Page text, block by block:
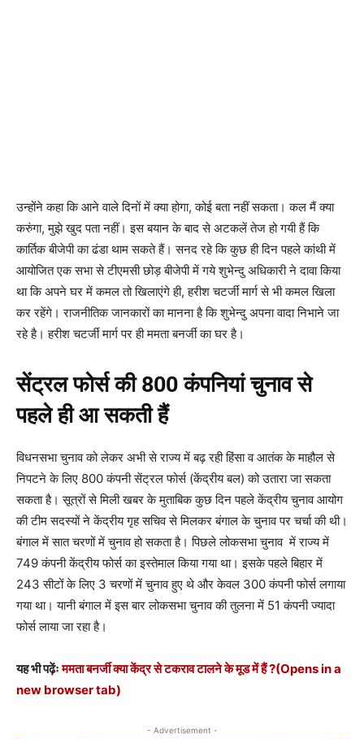
उन्होंने कहा कि आने वाले दिनों में क्या होगा, कोई बता नहीं सकता। कल मैं क्या
करुंगा, मुझे खुद पता नहीं। इस बयान के बाद से अटकलें तेज हो गयी हैं कि
कार्तिक बीजेपी का ढंडा थाम सकते हैं। सनद रहे कि कुछ ही दिन पहले कांथी में
आयोजित एक सभा से टीएमसी छोड़ बीजेपी में गये शुभेन्दु अधिकारी ने दावा किया
था कि अपने घर में कमल तो खिलाएंगे ही, हरीश चटर्जी मार्ग से भी कमल खिला
कर रहेंगे। राजनीतिक जानकारों का मानना है कि शुभेन्दु अपना वादा निभाने जा
रहे है। हरीश चटर्जी मार्ग पर ही ममता बनर्जी का घर है।
सेंट्रल फोर्स की 800 कंपनियां चुनाव से
पहले ही आ सकती हैं
विधनसभा चुनाव को लेकर अभी से राज्य में बढ़ रही हिंसा व आतंक के माहौल से
निपटने के लिए 800 कंपनी सेंट्रल फोर्स (केंद्रीय बल) को उतारा जा सकता
सकता है। सूत्रों से मिली खबर के मुताबिक कुछ दिन पहले केंद्रीय चुनाव आयोग
की टीम सदस्यों ने केंद्रीय गृह सचिव से मिलकर बंगाल के चुनाव पर चर्चा की थी।
बंगाल में सात चरणों में चुनाव हो सकता है। पिछले लोकसभा चुनाव में राज्य में
749 कंपनी केंद्रीय फोर्स का इस्तेमाल किया गया था। इसके पहले बिहार में
243 सीटों के लिए 3 चरणों में चुनाव हुए थे और केवल 300 कंपनी फोर्स लगाया
गया था। यानी बंगाल में इस बार लोकसभा चुनाव की तुलना में 51 कंपनी ज्यादा
फोर्स लाया जा रहा है।
यह भी पढ़ेंःममता बनर्जी क्या केंद्र से टकराव टालने के मूड में हैं ?(Opens in a
new browser tab)
- Advertisement -